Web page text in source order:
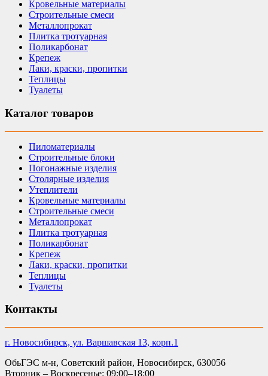
Кровельные материалы
Строительные смеси
Металлопрокат
Плитка тротуарная
Поликарбонат
Крепеж
Лаки, краски, пропитки
Теплицы
Туалеты
Каталог товаров
Пиломатериалы
Строительные блоки
Погонажные изделия
Столярные изделия
Утеплители
Кровельные материалы
Строительные смеси
Металлопрокат
Плитка тротуарная
Поликарбонат
Крепеж
Лаки, краски, пропитки
Теплицы
Туалеты
Контакты
г. Новосибирск, ул. Варшавская 13, корп.1
ОбьГЭС м-н, Советский район, Новосибирск, 630056
Вторник – Воскресенье: 09:00–18:00